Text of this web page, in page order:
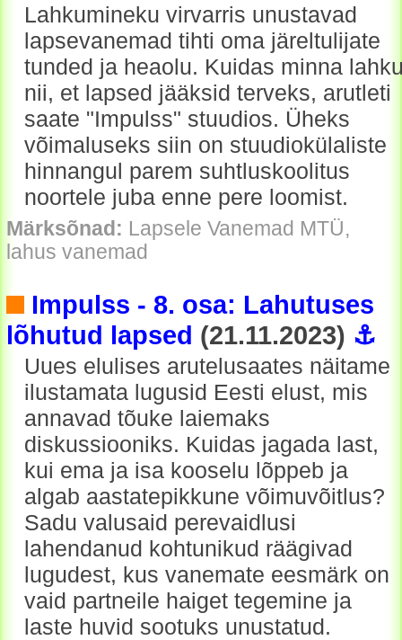
Lahkumineku virvarris unustavad
lapsevanemad tihti oma järeltulijate
tunded ja heaolu. Kuidas minna
nii, et lapsed jääksid terveks, arutleti
saate "Impulss" stuudios. Üheks
võimaluseks siin on stuudiokülaliste
hinnangul parem suhtluskoolitus
noortele juba enne pere loomist.
Märksõnad: Lapsele Vanemad MTÜ,
lahus vanemad
Impulss - 8. osa: Lahutuses
lõhutud lapsed (21.11.2023) ⚓
Uues elulises arutelusaates näitame
ilustamata lugusid Eesti elust, mis
annavad tõuke laiemaks
diskussiooniks. Kuidas jagada last,
kui ema ja isa kooselu lõppeb ja
algab aastatepikkune võimuvõitlus?
Sadu valusaid perevaidlusi
lahendanud kohtunikud räägivad
lugudest, kus vanemate eesmärk on
vaid partneile haiget tegemine ja
laste huvid sootuks unustatud.